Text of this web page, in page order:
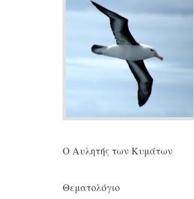
Ο Αυλητής των Κυμάτων
Θεματολόγιο